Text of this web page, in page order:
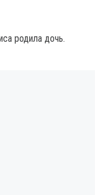
родила дочь.